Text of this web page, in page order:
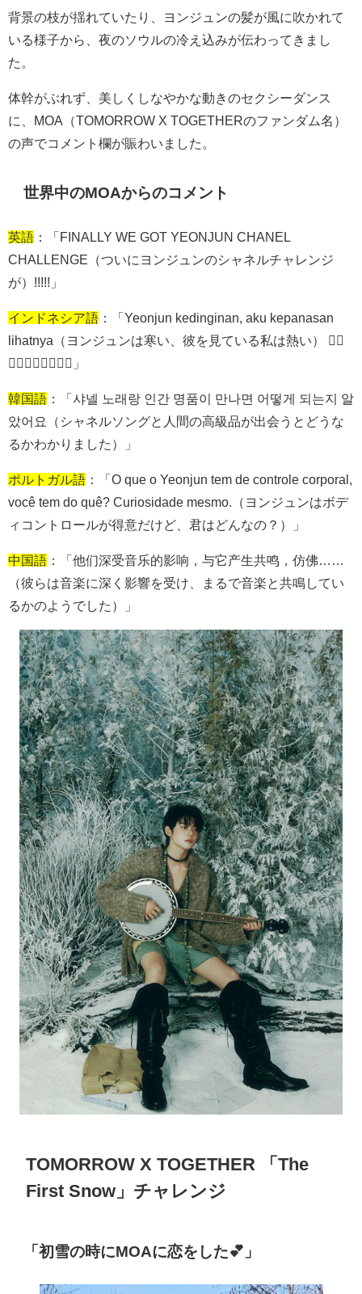
背景の枝が揺れていたり、ヨンジュンの髪が風に吹かれて
いる様子から、夜のソウルの冷え込みが伝わってきまし
た。
体幹がぶれず、美しくしなやかな動きのセクシーダンス
に、
MOA （TOMORROW X TOGETHERのファンダム名）
の声でコメント欄が賑わいました。
世界中のMOAからのコメント
英語 ：「 FINALLY WE GOT YEONJUN CHANEL
CHALLENGE （ついにヨンジュンのシャネルチャレンジ
が） !!!!! 」
インドネシア語 ：「 Yeonjun kedinginan, aku kepanasan
lihatnya （ヨンジュンは寒い、彼を見ている私は熱い） ❤️‍🔥
❤️‍🔥❤️‍🔥❤️‍🔥❤️‍🔥」
韓国語 ：「샤넬 노래랑 인간 명품이 만나면 어떻게 되는지 알
았어요（シャネルソングと人間の高級品が出会うとどうな
るかわかりました）」
ポルトガル語 ：「 O que o Yeonjun tem de controle corporal,
você tem do quê? Curiosidade mesmo.
（ヨンジュンはボデ
ィコントロールが得意だけど、君はどんなの？）」
中国語 ：「他们深受音乐的影响，与它产生共鸣，仿佛……
（彼らは音楽に深く影響を受け、まるで音楽と共鳴してい
るかのようでした）」
TOMORROW X TOGETHER 「The
First Snow」チャレンジ
「初雪の時にMOAに恋をした💕」